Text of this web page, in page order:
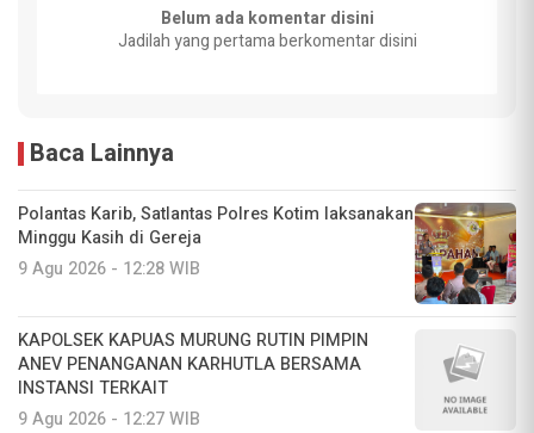
Belum ada komentar disini
Jadilah yang pertama berkomentar disini
Baca Lainnya
Polantas Karib, Satlantas Polres Kotim laksanakan
Minggu Kasih di Gereja
9 Agu 2026 - 12:28 WIB
KAPOLSEK KAPUAS MURUNG RUTIN PIMPIN
ANEV PENANGANAN KARHUTLA BERSAMA
INSTANSI TERKAIT
9 Agu 2026 - 12:27 WIB